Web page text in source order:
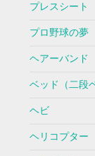
プレスシート
プロ野球の夢
ヘアーバンド
ベッド（二段
ヘビ
ヘリコプター